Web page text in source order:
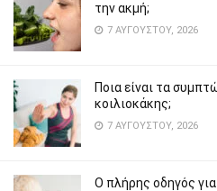
την ακμή;
7 ΑΥΓΟΎΣΤΟΥ, 2026
Ποια είναι τα
κοιλιοκάκης;
7 ΑΥΓΟΎΣΤΟΥ, 2026
Ο πλήρης οδηγός για